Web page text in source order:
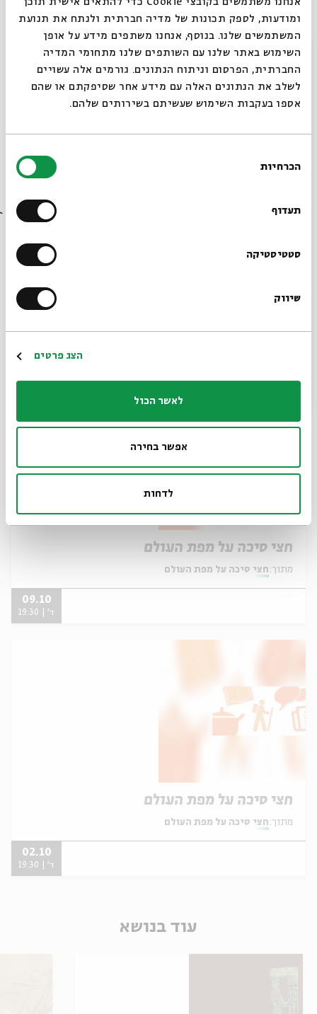
ומודעות, לספק תכונות של מדיה חברתית ולנתח את תנועת
המשתמשים שלנו. בנוסף, אנחנו משתפים מידע על אופן
השימוש באתר שלנו עם השותפים שלנו מתחומי המדיה
החברתית, הפרסום וניתוח הנתונים. גורמים אלה עשויים
לשלב את הנתונים האלה עם מידע אחר שסיפקתם או שהם
אספו בעקבות השימוש שעשיתם בשירותים שלהם.
הסכמה
הכרחיות
תעדוף
סטטיסטיקה
שיווק
הצג פרטים
לאשר הכול
אפשר בחירה
לדחות
חצי סיכה על מפת העולם
חצי סיכה על מפת העולם
ד' | 19:30
חצי סיכה על מפת העולם
מתוך: חצי סיכה על מפת העולם
09.10
ד' | 19:30
חצי סיכה על מפת העולם
מתוך: חצי סיכה על מפת העולם
02.10
ד' | 19:30
עוד בנושא
סגור